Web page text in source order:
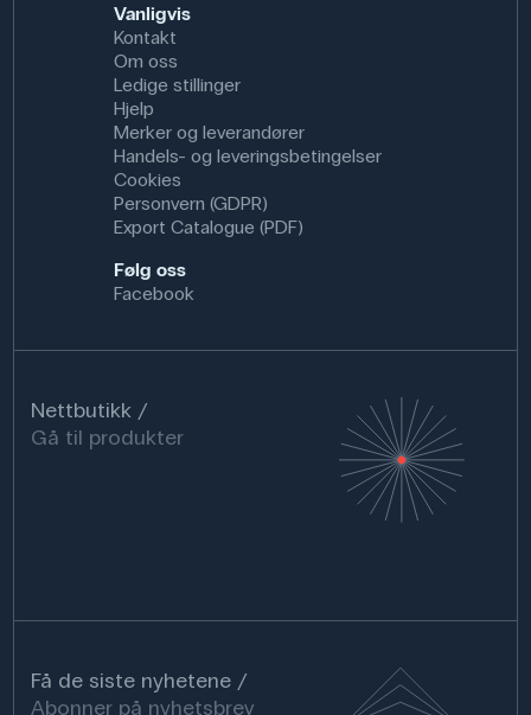
Vanligvis
Kontakt
Om oss
Ledige stillinger
Hjelp
Merker og leverandører
Handels- og leveringsbetingelser
Cookies
Personvern (GDPR)
Export Catalogue (PDF)
Følg oss
Facebook
Nettbutikk
Gå til produkter
Få de siste nyhetene
Abonner på nyhetsbrev